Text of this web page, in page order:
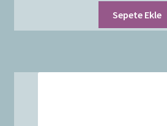
Sepete Ekle